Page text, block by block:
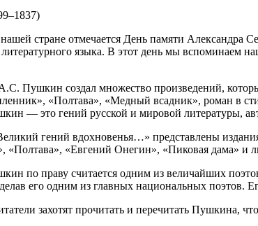
стране отмечается День памяти Александра
языка. В этот день мы вспоминаем
Пушкин создал множество произведений,
«Полтава», «Медный всадник», роман в
— это гений русской и мировой литературы,
гений вдохновенья…» представлены
«Полтава», «Евгений Онегин», «Пиковая дама» и
по праву считается одним из величайших
его одним из главных национальных поэтов.
захотят прочитать и перечитать Пушкина,